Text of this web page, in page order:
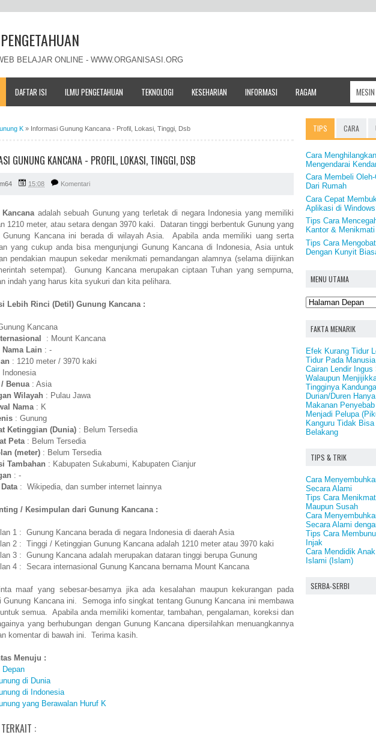
BELAJAR ONLINE - WWW.ORGANISASI.ORG
DAFTAR ISI ILMU PENGETAHUAN TEKNOLOGI KESEHARIAN INFORMASI RAGAM
K » Informasi Gunung Kancana - Profil, Lokasi, Tinggi, Dsb
GUNUNG KANCANA - PROFIL, LOKASI, TINGGI, DSB
15:08 Komentari
adalah sebuah Gunung yang terletak di negara Indonesia yang memiliki
1210 meter, atau setara dengan 3970 kaki. Dataran tinggi berbentuk Gunung yang
Gunung Kancana ini berada di wilayah Asia. Apabila anda memiliki uang serta
yang cukup anda bisa mengunjungi Gunung Kancana di Indonesia, Asia untuk
pendakian maupun sekedar menikmati pemandangan alamnya (selama diijinkan
setempat). Gunung Kancana merupakan ciptaan Tuhan yang sempurna,
indah yang harus kita syukuri dan kita pelihara.
Lebih Rinci (Detil) Gunung Kancana :
Kancana
: Mount Kancana
Nama Lain : -
: 1210 meter / 3970 kaki
Benua: Asia
Wilayah : Pulau Jawa
Nama: K
: Gunung
Ketinggian (Dunia) : Belum Tersedia
Peta: Belum Tersedia
(meter) : Belum Tersedia
Tambahan : Kabupaten Sukabumi, Kabupaten Cianjur
: -
: Wikipedia, dan sumber internet lainnya
/ Kesimpulan dari Gunung Kancana :
1 : Gunung Kancana berada di negara Indonesia di daerah Asia
2 : Tinggi / Ketinggian Gunung Kancana adalah 1210 meter atau 3970 kaki
3 : Gunung Kancana adalah merupakan dataran tinggi berupa Gunung
4 : Secara internasional Gunung Kancana bernama Mount Kancana
maaf yang sebesar-besarnya jika ada kesalahan maupun kekurangan pada
Gunung Kancana ini. Semoga info singkat tentang Gunung Kancana ini membawa
semua. Apabila anda memiliki komentar, tambahan, pengalaman, koreksi dan
yang berhubungan dengan Gunung Kancana dipersilahkan menuangkannya
komentar di bawah ini. Terima kasih.
Menuju :
Depan
di Dunia
di Indonesia
yang Berawalan Huruf K
:
TIPS CARA
Cara
Mengendarai
Cara Membeli
Dari Rumah
Cara Cepat
Aplikasi di
Tips Cara
Kantor &
Tips Cara
Dengan Kunyit
MENU UTAMA
FAKTA MENARIK
Efek Kurang Tidur
Tidur Pada Manusia
Cairan Lendir
Walaupun
Tingginya
Durian/Duren
Makanan
Menjadi Pelupa
Kanguru Tidak
Belakang
TIPS & TRIK
Cara
Secara Alami
Tips Cara
Maupun Susah
Cara
Secara Alami
Tips Cara
Injak
Cara Mendidik
Islami (Islam)
SERBA-SERBI